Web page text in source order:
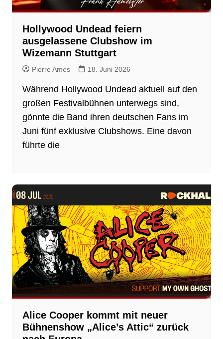
Hollywood Undead feiern
ausgelassene Clubshow im
Wizemann Stuttgart
Pierre Ames 18. Juni 2026
Während Hollywood Undead aktuell auf den
großen Festivalbühnen unterwegs sind,
gönnte die Band ihren deutschen Fans im
Juni fünf exklusive Clubshows. Eine davon
führte die
Alice Cooper kommt mit neuer
Bühnenshow „Alice’s Attic“ zurück